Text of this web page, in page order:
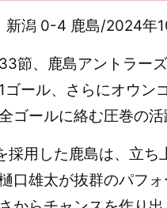
新潟 0-4 鹿島/2024年
節、鹿島アントラー
ゴール、さらにオウン
ゴールに絡む圧巻の
用した鹿島は、立ち
口雄太が抜群のパフ